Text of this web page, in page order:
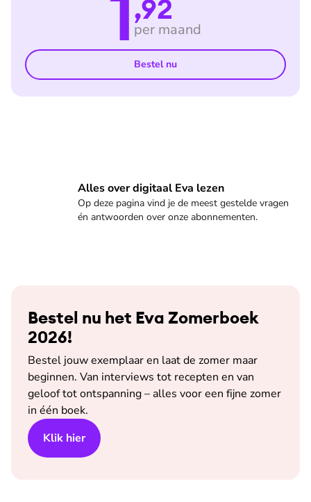
,92
per maand
Bestel nu
Alles over digitaal Eva lezen
Op deze pagina vind je de meest gestelde vragen
én antwoorden over onze abonnementen.
Veelgestelde vragen
Bestel nu het Eva Zomerboek
2026!
Bestel jouw exemplaar en laat de zomer maar
beginnen. Van interviews tot recepten en van
geloof tot ontspanning – alles voor een fijne zomer
in één boek.
Klik hier